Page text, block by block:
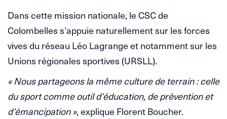
Dans cette mission nationale, le CSC de
Colombelles s’appuie naturellement sur les forces
vives du réseau Léo Lagrange et notamment sur les
Unions régionales sportives (URSLL).
« Nous partageons la même culture de terrain : celle
du sport comme outil d’éducation, de prévention et
d’émancipation »,explique Florent Boucher.